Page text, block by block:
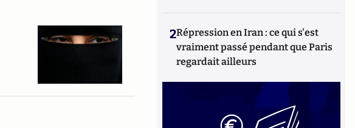
2Répression en Iran : ce qui s'est
vraiment passé pendant que Paris
regardait ailleurs